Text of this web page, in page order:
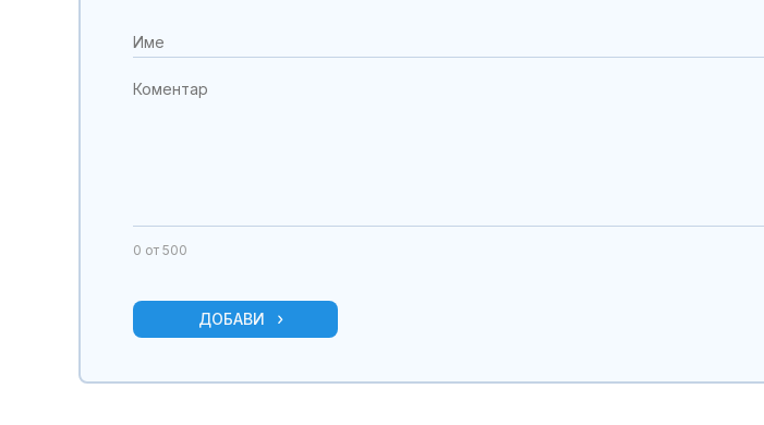
0 от 500
ДОБАВИ